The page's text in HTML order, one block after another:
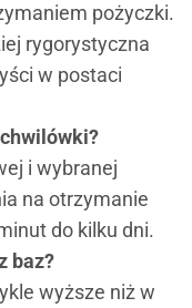
pożyczki.
rygorystyczna
w postaci
i wybranej
na otrzymanie
do kilku dni.
baz?
wyższe niż w